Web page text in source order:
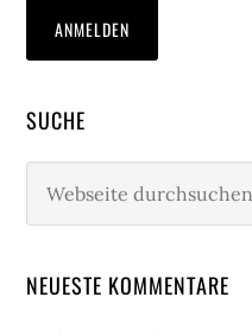
SUCHE
durchsuchen
NEUESTE KOMMENTARE